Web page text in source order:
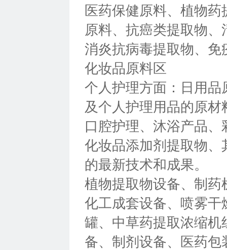
医药保健原料、植物
原料、抗癌类提取物
消炎抗病毒提取物、
化妆品原料区
个人护理方面：日用
及个人护理用品的原
口腔护理、沐浴产品
化妆品添加剂提取物
的最新技术和成果。
植物提取物设备、制
化工成套设备、喷雾
罐、中草药提取浓缩
备、制剂设备、医药